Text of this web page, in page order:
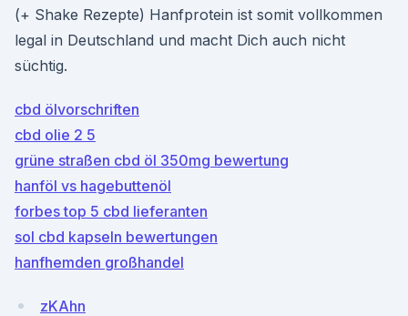
(+ Shake Rezepte) Hanfprotein ist somit vollkommen
legal in Deutschland und macht Dich auch nicht
süchtig.
cbd ölvorschriften
cbd olie 2 5
grüne straßen cbd öl 350mg bewertung
hanföl vs hagebuttenöl
forbes top 5 cbd lieferanten
sol cbd kapseln bewertungen
hanfhemden großhandel
zKAhn